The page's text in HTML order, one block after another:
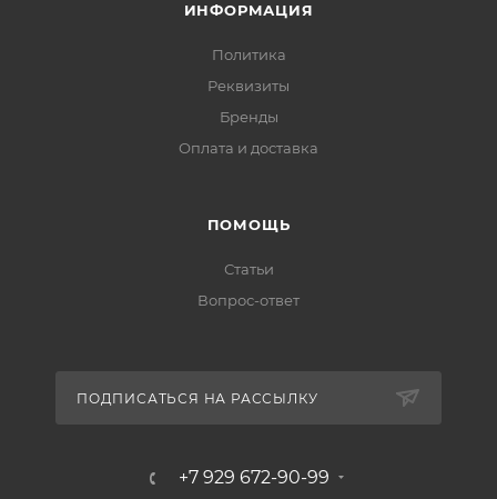
ИНФОРМАЦИЯ
Политика
Реквизиты
Бренды
Оплата и доставка
ПОМОЩЬ
Статьи
Вопрос-ответ
ПОДПИСАТЬСЯ НА РАССЫЛКУ
+7 929 672-90-99